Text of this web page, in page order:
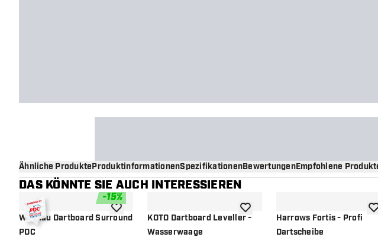
Ähnliche ProdukteProduktinformationenSpezifikationenBewertungenEmpfohlene
DAS KÖNNTE SIE AUCH INTERESSIEREN
-15%
Winmau Dartboard Surround
PDC
Zur Wunschliste hinzufügen
KOTO Dartboard Leveller -
Wasserwaage
Zur Wunschliste hinzufügen
Harrows Fortis - Profi
Dartscheibe